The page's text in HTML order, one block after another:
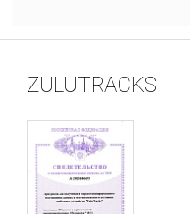
ZULUTRACKS